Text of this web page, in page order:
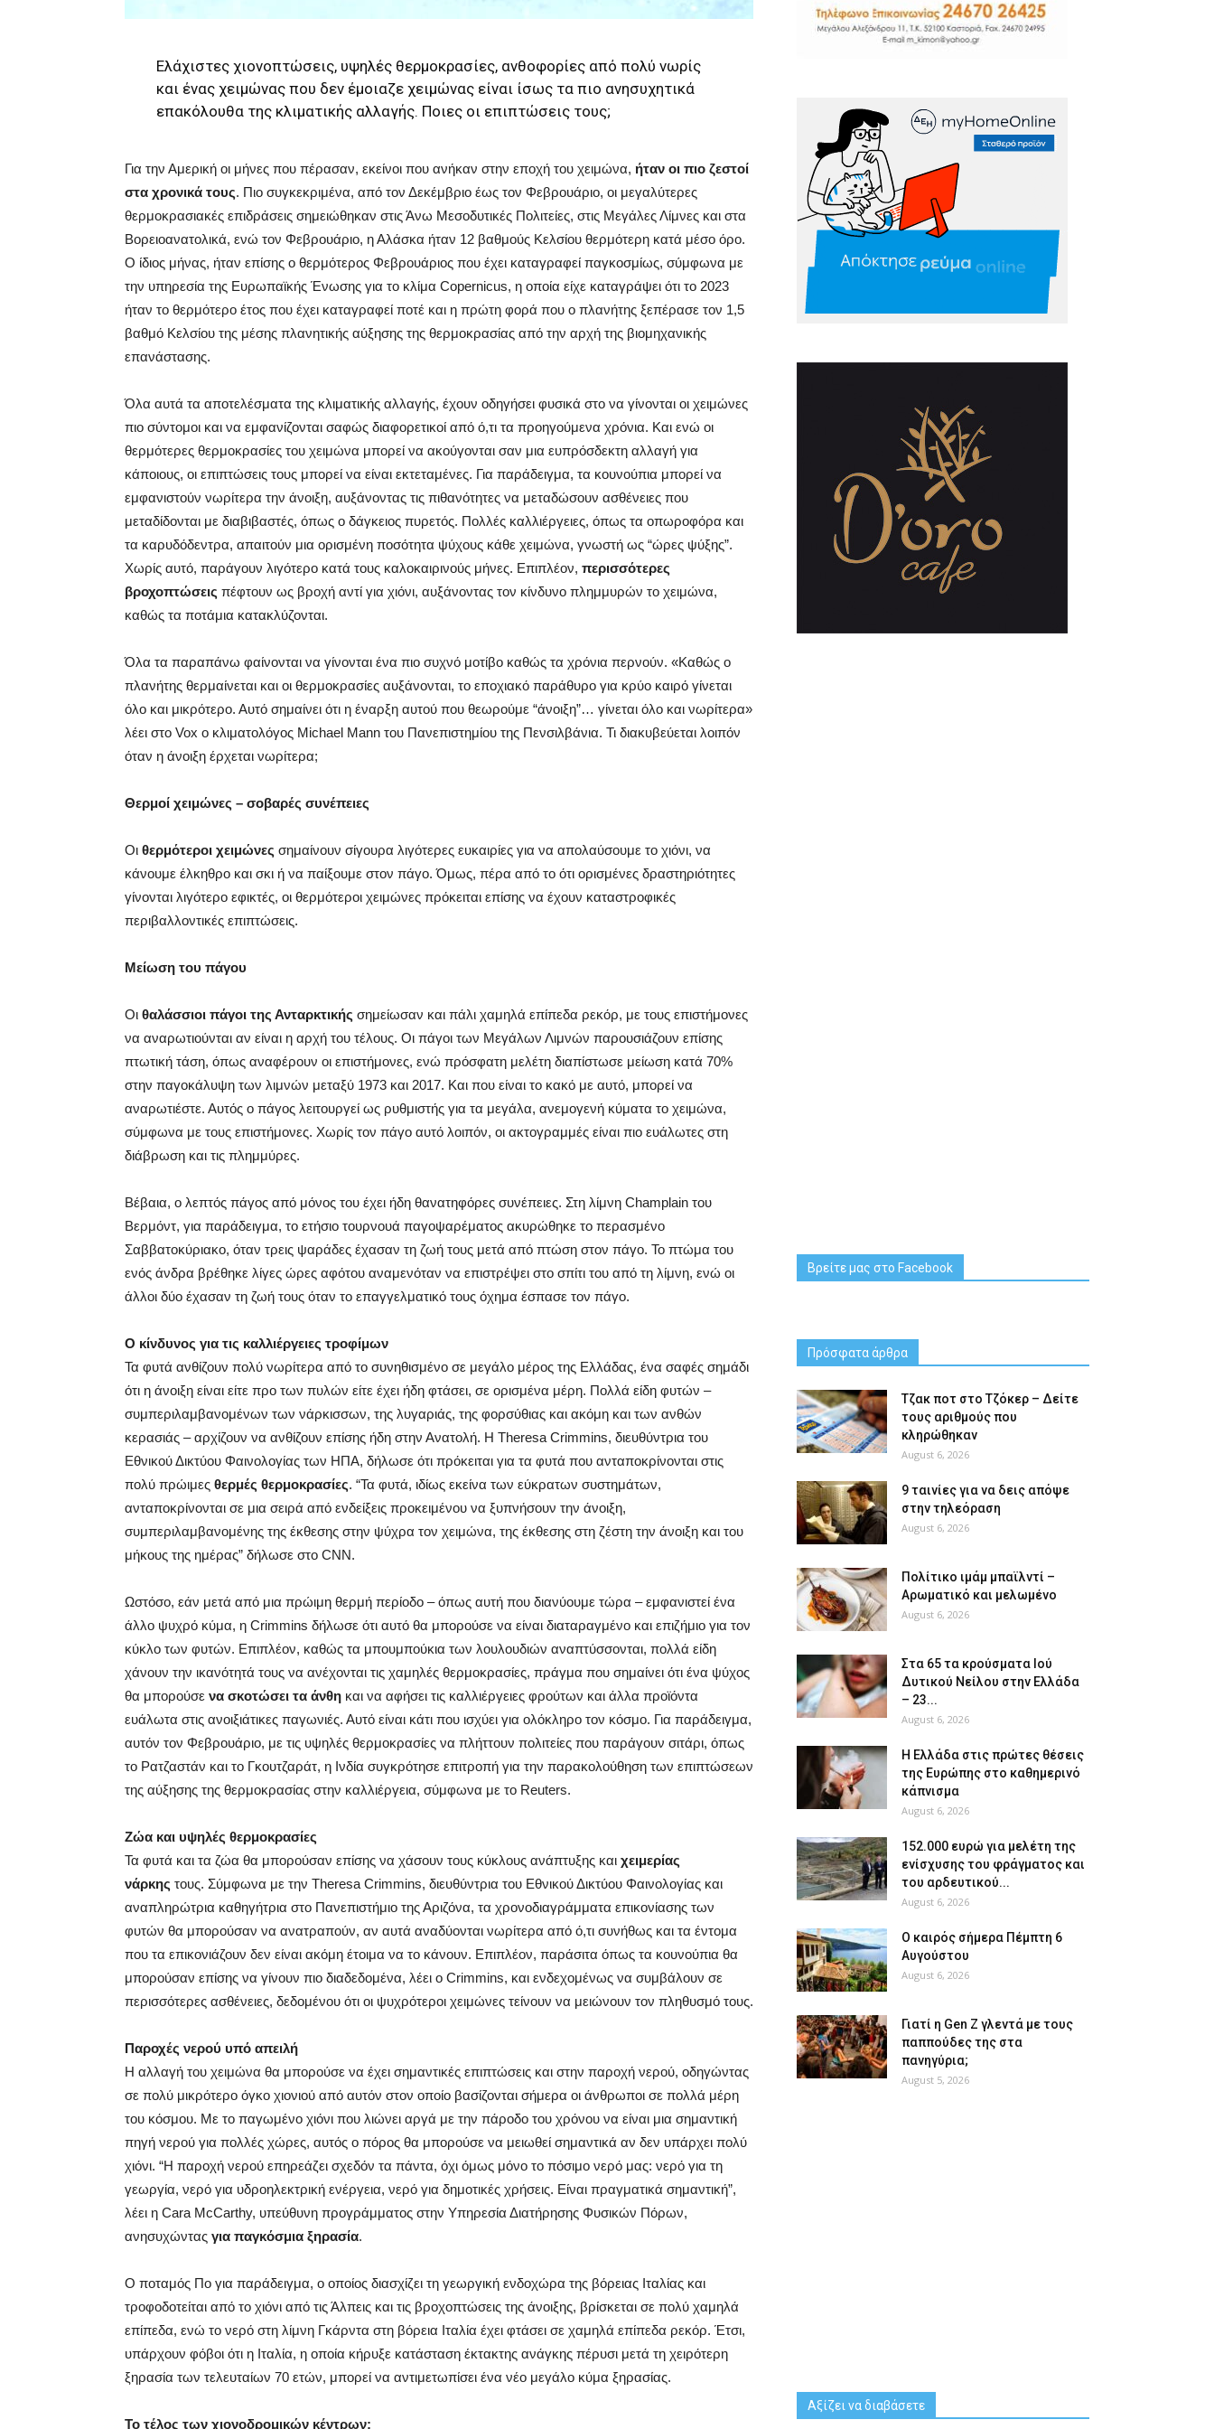
Ελάχιστες χιονοπτώσεις, υψηλές θερμοκρασίες, ανθοφορίες από πολύ νωρίς
και ένας χειμώνας που δεν έμοιαζε χειμώνας είναι ίσως τα πιο ανησυχητικά
επακόλουθα της κλιματικής αλλαγής. Ποιες οι επιπτώσεις τους;
Για την Αμερική οι μήνες που πέρασαν, εκείνοι που ανήκαν στην εποχή του χειμώνα, ήταν οι πιο ζεστοί
στα χρονικά τους. Πιο συγκεκριμένα, από τον Δεκέμβριο έως τον Φεβρουάριο, οι μεγαλύτερες
θερμοκρασιακές επιδράσεις σημειώθηκαν στις Άνω Μεσοδυτικές Πολιτείες, στις Μεγάλες Λίμνες και στα
Βορειοανατολικά, ενώ τον Φεβρουάριο, η Αλάσκα ήταν 12 βαθμούς Κελσίου θερμότερη κατά μέσο όρο.
Ο ίδιος μήνας, ήταν επίσης ο θερμότερος Φεβρουάριος που έχει καταγραφεί παγκοσμίως, σύμφωνα με
την υπηρεσία της Ευρωπαϊκής Ένωσης για το κλίμα Copernicus, η οποία είχε καταγράψει ότι το 2023
ήταν το θερμότερο έτος που έχει καταγραφεί ποτέ και η πρώτη φορά που ο πλανήτης ξεπέρασε τον 1,5
βαθμό Κελσίου της μέσης πλανητικής αύξησης της θερμοκρασίας από την αρχή της βιομηχανικής
επανάστασης.
Όλα αυτά τα αποτελέσματα της κλιματικής αλλαγής, έχουν οδηγήσει φυσικά στο να γίνονται οι χειμώνες
πιο σύντομοι και να εμφανίζονται σαφώς διαφορετικοί από ό,τι τα προηγούμενα χρόνια. Και ενώ οι
θερμότερες θερμοκρασίες του χειμώνα μπορεί να ακούγονται σαν μια ευπρόσδεκτη αλλαγή για
κάποιους, οι επιπτώσεις τους μπορεί να είναι εκτεταμένες. Για παράδειγμα, τα κουνούπια μπορεί να
εμφανιστούν νωρίτερα την άνοιξη, αυξάνοντας τις πιθανότητες να μεταδώσουν ασθένειες που
μεταδίδονται με διαβιβαστές, όπως ο δάγκειος πυρετός. Πολλές καλλιέργειες, όπως τα οπωροφόρα και
τα καρυδόδεντρα, απαιτούν μια ορισμένη ποσότητα ψύχους κάθε χειμώνα, γνωστή ως “ώρες ψύξης”.
Χωρίς αυτό, παράγουν λιγότερο κατά τους καλοκαιρινούς μήνες. Επιπλέον, περισσότερες
βροχοπτώσεις πέφτουν ως βροχή αντί για χιόνι, αυξάνοντας τον κίνδυνο πλημμυρών το χειμώνα,
καθώς τα ποτάμια κατακλύζονται.
Όλα τα παραπάνω φαίνονται να γίνονται ένα πιο συχνό μοτίβο καθώς τα χρόνια περνούν. «Καθώς ο
πλανήτης θερμαίνεται και οι θερμοκρασίες αυξάνονται, το εποχιακό παράθυρο για κρύο καιρό γίνεται
όλο και μικρότερο. Αυτό σημαίνει ότι η έναρξη αυτού που θεωρούμε “άνοιξη”… γίνεται όλο και νωρίτερα»
λέει στο Vox ο κλιματολόγος Michael Mann του Πανεπιστημίου της Πενσιλβάνια. Τι διακυβεύεται λοιπόν
όταν η άνοιξη έρχεται νωρίτερα;
Θερμοί χειμώνες – σοβαρές συνέπειες
Οι θερμότεροι χειμώνες σημαίνουν σίγουρα λιγότερες ευκαιρίες για να απολαύσουμε το χιόνι, να
κάνουμε έλκηθρο και σκι ή να παίξουμε στον πάγο. Όμως, πέρα από το ότι ορισμένες δραστηριότητες
γίνονται λιγότερο εφικτές, οι θερμότεροι χειμώνες πρόκειται επίσης να έχουν καταστροφικές
περιβαλλοντικές επιπτώσεις.
Μείωση του πάγου
Οι θαλάσσιοι πάγοι της Ανταρκτικής σημείωσαν και πάλι χαμηλά επίπεδα ρεκόρ, με τους επιστήμονες
να αναρωτιούνται αν είναι η αρχή του τέλους. Οι πάγοι των Μεγάλων Λιμνών παρουσιάζουν επίσης
πτωτική τάση, όπως αναφέρουν οι επιστήμονες, ενώ πρόσφατη μελέτη διαπίστωσε μείωση κατά 70%
στην παγοκάλυψη των λιμνών μεταξύ 1973 και 2017. Και που είναι το κακό με αυτό, μπορεί να
αναρωτιέστε. Αυτός ο πάγος λειτουργεί ως ρυθμιστής για τα μεγάλα, ανεμογενή κύματα το χειμώνα,
σύμφωνα με τους επιστήμονες. Χωρίς τον πάγο αυτό λοιπόν, οι ακτογραμμές είναι πιο ευάλωτες στη
διάβρωση και τις πλημμύρες.
Βέβαια, ο λεπτός πάγος από μόνος του έχει ήδη θανατηφόρες συνέπειες. Στη λίμνη Champlain του
Βερμόντ, για παράδειγμα, το ετήσιο τουρνουά παγοψαρέματος ακυρώθηκε το περασμένο
Σαββατοκύριακο, όταν τρεις ψαράδες έχασαν τη ζωή τους μετά από πτώση στον πάγο. Το πτώμα του
ενός άνδρα βρέθηκε λίγες ώρες αφότου αναμενόταν να επιστρέψει στο σπίτι του από τη λίμνη, ενώ οι
άλλοι δύο έχασαν τη ζωή τους όταν το επαγγελματικό τους όχημα έσπασε τον πάγο.
Ο κίνδυνος για τις καλλιέργειες τροφίμων
Τα φυτά ανθίζουν πολύ νωρίτερα από το συνηθισμένο σε μεγάλο μέρος της Ελλάδας, ένα σαφές σημάδι
ότι η άνοιξη είναι είτε προ των πυλών είτε έχει ήδη φτάσει, σε ορισμένα μέρη. Πολλά είδη φυτών –
συμπεριλαμβανομένων των νάρκισσων, της λυγαριάς, της φορσύθιας και ακόμη και των ανθών
κερασιάς – αρχίζουν να ανθίζουν επίσης ήδη στην Ανατολή. Η Theresa Crimmins, διευθύντρια του
Εθνικού Δικτύου Φαινολογίας των ΗΠΑ, δήλωσε ότι πρόκειται για τα φυτά που ανταποκρίνονται στις
πολύ πρώιμες θερμές θερμοκρασίες. “Τα φυτά, ιδίως εκείνα των εύκρατων συστημάτων,
ανταποκρίνονται σε μια σειρά από ενδείξεις προκειμένου να ξυπνήσουν την άνοιξη,
συμπεριλαμβανομένης της έκθεσης στην ψύχρα τον χειμώνα, της έκθεσης στη ζέστη την άνοιξη και του
μήκους της ημέρας” δήλωσε στο CNN.
Ωστόσο, εάν μετά από μια πρώιμη θερμή περίοδο – όπως αυτή που διανύουμε τώρα – εμφανιστεί ένα
άλλο ψυχρό κύμα, η Crimmins δήλωσε ότι αυτό θα μπορούσε να είναι διαταραγμένο και επιζήμιο για τον
κύκλο των φυτών. Επιπλέον, καθώς τα μπουμπούκια των λουλουδιών αναπτύσσονται, πολλά είδη
χάνουν την ικανότητά τους να ανέχονται τις χαμηλές θερμοκρασίες, πράγμα που σημαίνει ότι ένα ψύχος
θα μπορούσε να σκοτώσει τα άνθη και να αφήσει τις καλλιέργειες φρούτων και άλλα προϊόντα
ευάλωτα στις ανοιξιάτικες παγωνιές. Αυτό είναι κάτι που ισχύει για ολόκληρο τον κόσμο. Για παράδειγμα,
αυτόν τον Φεβρουάριο, με τις υψηλές θερμοκρασίες να πλήττουν πολιτείες που παράγουν σιτάρι, όπως
το Ρατζαστάν και το Γκουτζαράτ, η Ινδία συγκρότησε επιτροπή για την παρακολούθηση των επιπτώσεων
της αύξησης της θερμοκρασίας στην καλλιέργεια, σύμφωνα με το Reuters.
Ζώα και υψηλές θερμοκρασίες
Τα φυτά και τα ζώα θα μπορούσαν επίσης να χάσουν τους κύκλους ανάπτυξης και χειμερίας
νάρκης τους. Σύμφωνα με την Theresa Crimmins, διευθύντρια του Εθνικού Δικτύου Φαινολογίας και
αναπληρώτρια καθηγήτρια στο Πανεπιστήμιο της Αριζόνα, τα χρονοδιαγράμματα επικονίασης των
φυτών θα μπορούσαν να ανατραπούν, αν αυτά αναδύονται νωρίτερα από ό,τι συνήθως και τα έντομα
που τα επικονιάζουν δεν είναι ακόμη έτοιμα να το κάνουν. Επιπλέον, παράσιτα όπως τα κουνούπια θα
μπορούσαν επίσης να γίνουν πιο διαδεδομένα, λέει ο Crimmins, και ενδεχομένως να συμβάλουν σε
περισσότερες ασθένειες, δεδομένου ότι οι ψυχρότεροι χειμώνες τείνουν να μειώνουν τον πληθυσμό τους.
Παροχές νερού υπό απειλή
Η αλλαγή του χειμώνα θα μπορούσε να έχει σημαντικές επιπτώσεις και στην παροχή νερού, οδηγώντας
σε πολύ μικρότερο όγκο χιονιού από αυτόν στον οποίο βασίζονται σήμερα οι άνθρωποι σε πολλά μέρη
του κόσμου. Με το παγωμένο χιόνι που λιώνει αργά με την πάροδο του χρόνου να είναι μια σημαντική
πηγή νερού για πολλές χώρες, αυτός ο πόρος θα μπορούσε να μειωθεί σημαντικά αν δεν υπάρχει πολύ
χιόνι. “Η παροχή νερού επηρεάζει σχεδόν τα πάντα, όχι όμως μόνο το πόσιμο νερό μας: νερό για τη
γεωργία, νερό για υδροηλεκτρική ενέργεια, νερό για δημοτικές χρήσεις. Είναι πραγματικά σημαντική”,
λέει η Cara McCarthy, υπεύθυνη προγράμματος στην Υπηρεσία Διατήρησης Φυσικών Πόρων,
ανησυχώντας για παγκόσμια ξηρασία.
Ο ποταμός Πο για παράδειγμα, ο οποίος διασχίζει τη γεωργική ενδοχώρα της βόρειας Ιταλίας και
τροφοδοτείται από το χιόνι από τις Άλπεις και τις βροχοπτώσεις της άνοιξης, βρίσκεται σε πολύ χαμηλά
επίπεδα, ενώ το νερό στη λίμνη Γκάρντα στη βόρεια Ιταλία έχει φτάσει σε χαμηλά επίπεδα ρεκόρ. Έτσι,
υπάρχουν φόβοι ότι η Ιταλία, η οποία κήρυξε κατάσταση έκτακτης ανάγκης πέρυσι μετά τη χειρότερη
ξηρασία των τελευταίων 70 ετών, μπορεί να αντιμετωπίσει ένα νέο μεγάλο κύμα ξηρασίας.
Το τέλος των χιονοδρομικών κέντρων;
Βρείτε μας στο Facebook
Πρόσφατα άρθρα
Tζακ ποτ στο Τζόκερ – Δείτε
τους αριθμούς που
κληρώθηκαν
August 6, 2026
9 ταινίες για να δεις απόψε
στην τηλεόραση
August 6, 2026
Πολίτικο ιμάμ μπαϊλντί –
Αρωματικό και μελωμένο
August 6, 2026
Στα 65 τα κρούσματα Ιού
Δυτικού Νείλου στην Ελλάδα
– 23...
August 6, 2026
Η Ελλάδα στις πρώτες θέσεις
της Ευρώπης στο καθημερινό
κάπνισμα
August 6, 2026
152.000 ευρώ για μελέτη της
ενίσχυσης του φράγματος και
του αρδευτικού...
August 6, 2026
Ο καιρός σήμερα Πέμπτη 6
Αυγούστου
August 6, 2026
Γιατί η Gen Z γλεντά με τους
παππούδες της στα
πανηγύρια;
August 5, 2026
Αξίζει να διαβάσετε